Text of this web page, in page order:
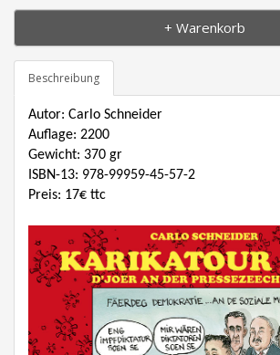
+ Warenkorb
Beschreibung
Autor: Carlo Schneider
Auflage: 2200
Gewicht: 370 gr
ISBN-13: 978-99959-45-57-2
Preis: 17€ ttc